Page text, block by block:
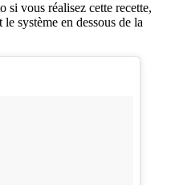
si vous réalisez cette recette,
système en dessous de la